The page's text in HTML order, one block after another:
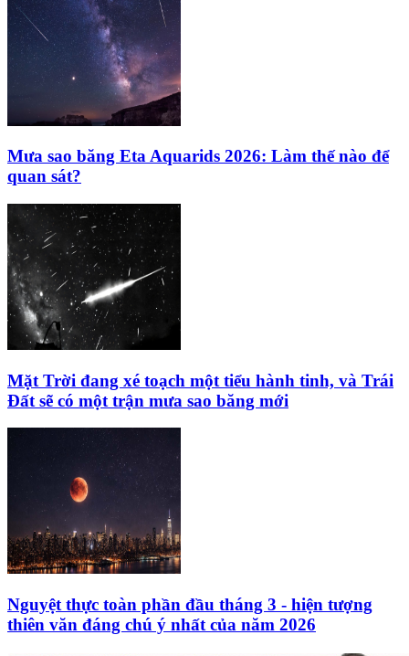
Mưa sao băng Eta Aquarids 2026: Làm thế nào để
quan sát?
Mặt Trời đang xé toạch một tiểu hành tinh, và Trái
Đất sẽ có một trận mưa sao băng mới
Nguyệt thực toàn phần đầu tháng 3 - hiện tượng
thiên văn đáng chú ý nhất của năm 2026